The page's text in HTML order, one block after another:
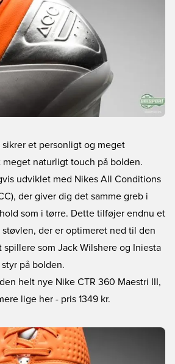
sikrer et personligt og meget
naturligt touch på bolden.
udviklet med Nikes All Conditions
der giver dig det samme greb i
som i tørre. Dette tilføjer endnu et
der er optimeret ned til den
spillere som Jack Wilshere og Iniesta
på bolden.
helt nye Nike CTR 360 Maestri III,
lige her - pris 1349 kr.